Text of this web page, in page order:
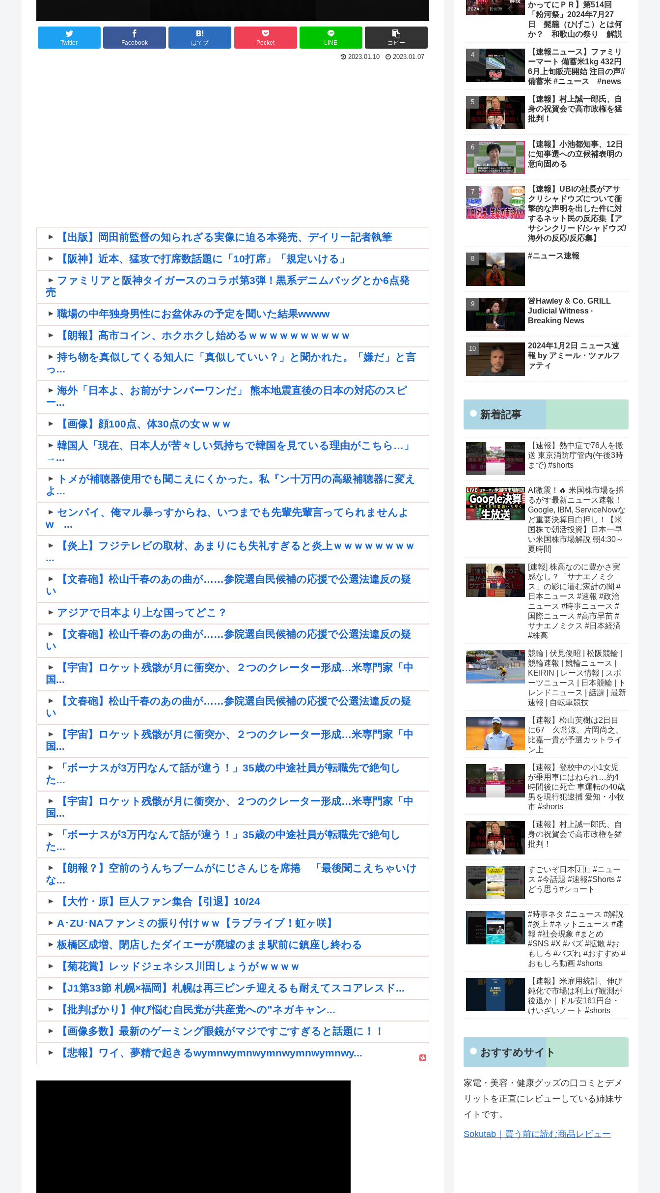
Twitter Facebook はてブ Pocket LINE コピー
2023.01.10 2023.01.07
【出版】岡田前監督の知られざる実像に迫る本発売、デイリー記者執筆
【阪神】近本、猛攻で打席数話題に「10打席」「規定いける」
ファミリアと阪神タイガースのコラボ第3弾！黒系デニムバッグとか6点発
売
職場の中年独身男性にお盆休みの予定を聞いた結果wwww
【朗報】高市コイン、ホクホクし始めるｗｗｗｗｗｗｗｗｗｗ
持ち物を真似してくる知人に「真似していい？」と聞かれた。「嫌だ」と言
っ...
海外「日本よ、お前がナンバーワンだ」 熊本地震直後の日本の対応のスピ
ー...
【画像】顔100点、体30点の女ｗｗｗ
韓国人「現在、日本人が苦々しい気持ちで韓国を見ている理由がこちら…」
→...
トメが補聴器使用でも聞こえにくかった。私『ン十万円の高級補聴器に変え
よ...
センパイ、俺マル暴っすからね、いつまでも先輩先輩言ってられませんよ
w ...
【炎上】フジテレビの取材、あまりにも失礼すぎると炎上ｗｗｗｗｗｗｗｗ
...
【文春砲】松山千春のあの曲が……参院選自民候補の応援で公選法違反の疑
い
アジアで日本より上な国ってどこ？
【文春砲】松山千春のあの曲が……参院選自民候補の応援で公選法違反の疑
い
【宇宙】ロケット残骸が月に衝突か、２つのクレーター形成…米専門家「中
国...
【文春砲】松山千春のあの曲が……参院選自民候補の応援で公選法違反の疑
い
【宇宙】ロケット残骸が月に衝突か、２つのクレーター形成…米専門家「中
国...
「ボーナスが3万円なんて話が違う！」35歳の中途社員が転職先で絶句し
た...
【宇宙】ロケット残骸が月に衝突か、２つのクレーター形成…米専門家「中
国...
「ボーナスが3万円なんて話が違う！」35歳の中途社員が転職先で絶句し
た...
【朗報？】空前のうんちブームがにじさんじを席捲 「最後聞こえちゃいけ
な...
【大竹・原】巨人ファン集合【引退】10/24
A･ZU･NAファンミの振り付けｗｗ【ラブライブ！虹ヶ咲】
板橋区成増、閉店したダイエーが廃墟のまま駅前に鎮座し終わる
【菊花賞】レッドジェネシス川田しょうがｗｗｗｗ
【J1第33節 札幌×福岡】札幌は再三ピンチ迎えるも耐えてスコアレスド...
【批判ばかり】伸び悩む自民党が共産党への”ネガキャン...
【画像多数】最新のゲーミング眼鏡がマジですごすぎると話題に！！
【悲報】ワイ、夢精で起きるwymnwymnwymnwymnwymnwy...
かってにＰＲ】第514回
「粉河祭」2024年7月27
日 髭籠（ひげこ）とは何
か？ 和歌山の祭り 解説
【速報ニュース】ファミリ
ーマート 備蓄米1kg 432円
6月上旬販売開始 注目の声#
備蓄米 #ニュース #news
【速報】村上誠一郎氏、自
身の祝賀会で高市政権を猛
批判！
【速報】小池都知事、12日
に知事選への立候補表明の
意向固める
【速報】UBIの社長がアサ
クリシャドウズについて衝
撃的な声明を出した件に対
するネット民の反応集【ア
サシンクリード/シャドウズ/
海外の反応/反応集】
#ニュース速報
🚨Hawley & Co. GRILL
Judicial Witness ·
Breaking News
2024年1月2日 ニュース速
報 by アミール・ツァルフ
ァティ
新着記事
【速報】熱中症で76人を搬
送 東京消防庁管内(午後3時
まで) #shorts
AI激震！🔥 米国株市場を揺
るがす最新ニュース速報！
Google, IBM, ServiceNowな
ど重要決算目白押し！【米
国株で朝活投資】日本一早
い米国株市場解説 朝4:30～
夏時間
[速報] 株高なのに豊かさ実
感なし？「サナエノミク
ス」の影に潜む家計の闇 #
日本ニュース #速報 #政治
ニュース #時事ニュース #
国際ニュース #高市早苗 #
サナエノミクス #日本経済
#株高
競輪 | 伏見俊昭 | 松阪競輪 |
競輪速報 | 競輪ニュース |
KEIRIN | レース情報 | スポ
ーツニュース | 日本競輪 | ト
レンドニュース | 話題 | 最新
速報 | 自転車競技
【速報】松山英樹は2日目
に67 久常涼、片岡尚之、
比嘉一貴が予選カットライ
ン上
【速報】登校中の小1女児
が乗用車にはねられ…約4
時間後に死亡 車運転の40歳
男を現行犯逮捕 愛知・小牧
市 #shorts
【速報】村上誠一郎氏、自
身の祝賀会で高市政権を猛
批判！
すごいぞ日本🇯🇵 #ニュー
ス #今話題 #速報#Shorts #
どう思う#ショート
#時事ネタ #ニュース #解説
#炎上 #ネットニュース #速
報 #社会現象 #まとめ
#SNS #X #バズ #拡散 #お
もしろ #バズれ #おすすめ #
おもしろ動画 #shorts
【速報】米雇用統計、伸び
鈍化で市場は利上げ観測が
後退か｜ドル安161円台・
けいざいノート #shorts
おすすめサイト
家電・美容・健康グッズの口コミとデメ
リットを正直にレビューしている姉妹サ
イトです。
Sokutab｜買う前に読む商品レビュー